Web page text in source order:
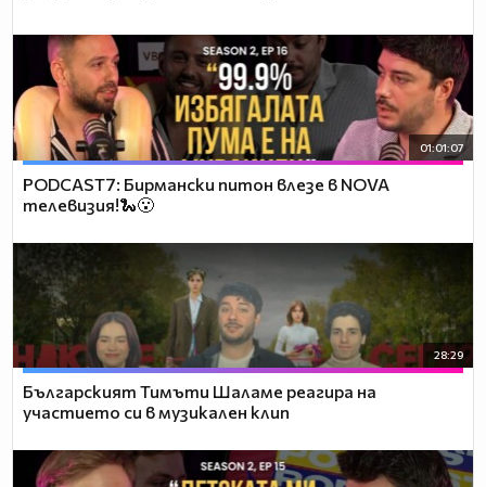
01:01:07
PODCAST7: Бирмански питон влезе в NOVA
телевизия!🐍😮
28:29
Българският Тимъти Шаламе реагира на
участието си в музикален клип